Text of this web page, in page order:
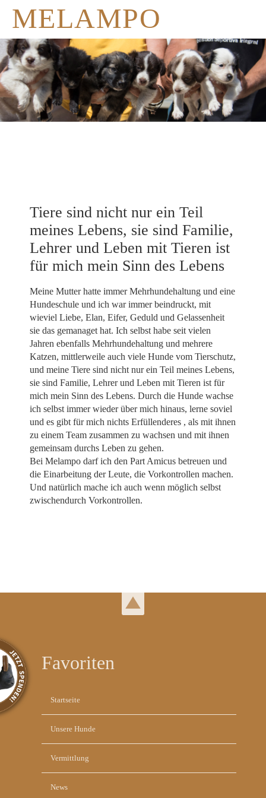
MELAMPO
Tiere sind nicht nur ein Teil
meines Lebens, sie sind Familie,
Lehrer und Leben mit Tieren ist
für mich mein Sinn des Lebens
Meine Mutter hatte immer Mehrhundehaltung und eine
Hundeschule und ich war immer beindruckt, mit
wieviel Liebe, Elan, Eifer, Geduld und Gelassenheit
sie das gemanaget hat. Ich selbst habe seit vielen
Jahren ebenfalls Mehrhundehaltung und mehrere
Katzen, mittlerweile auch viele Hunde vom Tierschutz,
und meine Tiere sind nicht nur ein Teil meines Lebens,
sie sind Familie, Lehrer und Leben mit Tieren ist für
mich mein Sinn des Lebens. Durch die Hunde wachse
ich selbst immer wieder über mich hinaus, lerne soviel
und es gibt für mich nichts Erfüllenderes , als mit ihnen
zu einem Team zusammen zu wachsen und mit ihnen
gemeinsam durchs Leben zu gehen.
Bei Melampo darf ich den Part Amicus betreuen und
die Einarbeitung der Leute, die Vorkontrollen machen.
Und natürlich mache ich auch wenn möglich selbst
zwischendurch Vorkontrollen.
Favoriten
überspringen
Startseite
Unsere Hunde
Vermittlung
News